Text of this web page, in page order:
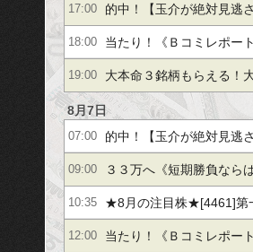
オ【＋１６％】coly【＋
【＋６５％】
17:00 的中！【玉介が絶対見逃
ン【２桁上昇】古野電気
【＋４４％】
18:00 当たり！《Ｂコミレポー
野電気【＋２８％】日本
高】他多数
19:00 大本命３銘柄もらえる！
０％】カカクコム【＋５
【＋７４％】他
8月7日
07:00 的中！【玉介が絶対見逃
ン【２桁上昇】古野電気
【＋４４％】
09:00 ３３万へ《短期勝負なら
オ【＋１６％】coly【＋
【＋６５％】
10:35 ★8月の注目株★[4461]第
リオ[6814]古野電気
12:00 当たり！《Ｂコミレポー